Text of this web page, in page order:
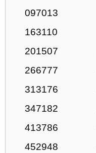
097013
163110
201507
266777
313176
347182
413786
452948